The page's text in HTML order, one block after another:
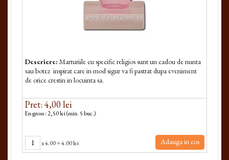
Descriere: Marturiile cu specific religios sunt un cadou de nunta
sau botez inspirat care in mod sigur va fi pastrat dupa eveniment
de orice crestin in locuinta sa.
Pret: 4,00 lei
En-gross : 2,50 lei (min. 5 buc.)
x4.00=4.00 lei Adauga in cos